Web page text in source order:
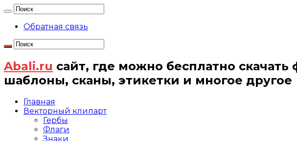
Обратная связь
Abali.ru сайт, где можно бесплатно
шаблоны, сканы, этикетки и многое другое
Главная
Векторный клипарт
Гербы
Флаги
Знаки